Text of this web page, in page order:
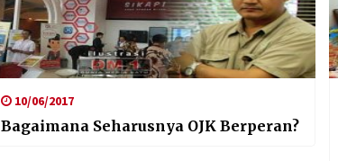
10/06/2017
Bagaimana Seharusnya OJK Berperan?